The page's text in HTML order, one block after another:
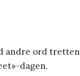
andre ord tretten
dagen.